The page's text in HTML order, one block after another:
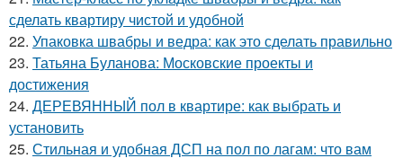
сделать квартиру чистой и удобной
22. Упаковка швабры и ведра: как это сделать правильно
23. Татьяна Буланова: Московские проекты и
достижения
24. ДЕРЕВЯННЫЙ пол в квартире: как выбрать и
установить
25. Стильная и удобная ДСП на пол по лагам: что вам